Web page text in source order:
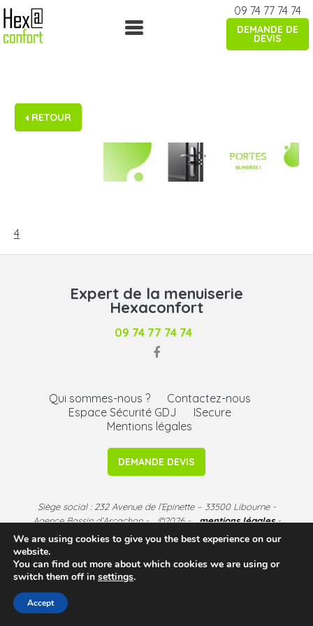
Skip
to
content
09 74 77 74 74
DEMANDE DE
DEVIS
RETOUR
NAVIGATION
DE
L’ARTICLE
4
Expert de la menuiserie
Hexaconfort
09 74 77 74 74
Qui sommes-nous ?
Contactez-nous
Espace Sécurité GDJ
ISecure
Mentions légales
DEMANDE DEVIS
Siège social : 232 Avenue de l’Epinette – 33500 Libourne -
Agence Bassin d’Arcachon - ©2026 -mentions légales-
CGU
We are using cookies to give you the best experience on our
website.
You can find out more about which cookies we are using or
switch them off in settings.
Accept